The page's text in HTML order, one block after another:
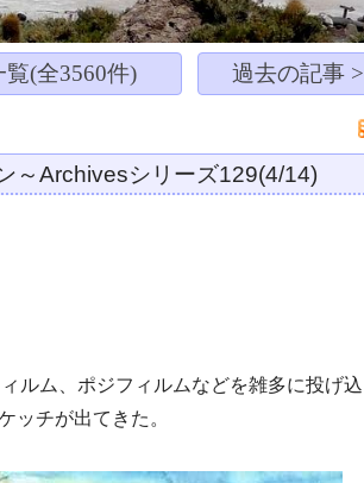
(全3560件) 過去の記事 >
～Archivesシリーズ129(4/14)
ルム、ポジフィルムなどを雑多に投げ込
ッチが出てきた。